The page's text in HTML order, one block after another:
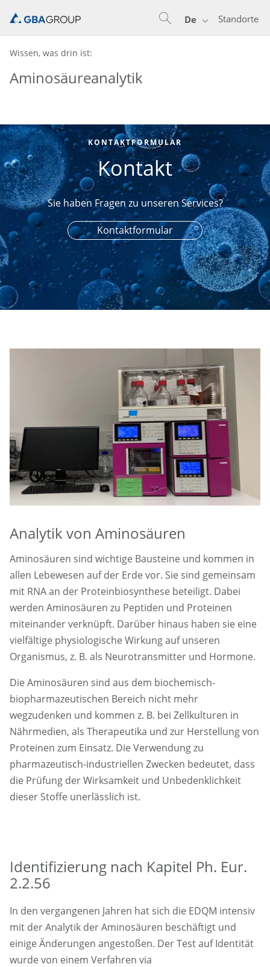
Standorte
De
Wissen, was drin ist:
Aminosäureanalytik
KONTAKTFORMULAR
Kontakt
Sie haben Fragen zu unseren Services?
Kontaktformular
Analytik von Aminosäuren
Aminosäuren sind wichtige Bausteine und kommen in
allen Lebewesen auf der Erde vor. Sie sind gemeinsam
mit RNA an der Proteinbiosynthese beteiligt. Dabei
werden Aminosäuren zu Peptiden und Proteinen
miteinander verknüpft. Darüber hinaus haben sie eine
vielfältige physiologische Wirkung auf unseren
Organismus, z. B. als Neurotransmitter und Hormone.
Die Aminosäuren sind aus dem biochemisch-
biopharmazeutischen Bereich nicht mehr
wegzudenken und kommen z. B. bei Zellkulturen in
Nährmedien, als Therapeutika und zur Herstellung von
Proteinen zum Einsatz. Die Verwendung zu
pharmazeutisch-industriellen Zwecken bedeutet, dass
die Prüfung der Wirksamkeit und Unbedenklichkeit
dieser Stoffe unerlässlich ist.
Identifizierung nach Kapitel Ph. Eur.
2.2.56
In den vergangenen Jahren hat sich die EDQM intensiv
mit der Analytik der Aminosäuren beschäftigt und
einige Änderungen angestoßen. Der Test auf Identität
wurde von einem Verfahren via